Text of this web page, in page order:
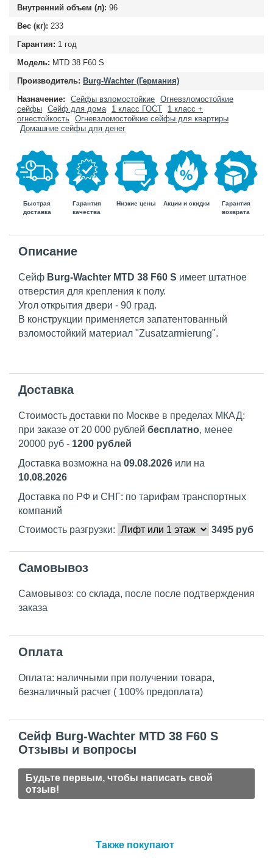
Внутренний объем (л): 96
Вес (кг): 233
Гарантия: 1 год
Модель: MTD 38 F60 S
Производитель: Burg-Wachter (Германия)
Назначение:
Сейфы взломостойкие Огневзломостойкие
сейфы Сейф для дома 1 класс ГОСТ
1 класс +
огнестойкость Огневзломостойкие сейфы для квартиры
Домашние сейфы для денег
Быстрая
доставка
Гарантия
качества
Низкие цены Акции и скидки
Гарантия
возврата
Описание
Сейф Burg-Wachter MTD 38 F60 S имеет штатное
отверстия для крепления к полу.
Угол открытия двери - 90 град.
В конструкции применяется запатентованный
взломостойкий материал "Zusatzarmierung".
Доставка
Стоимость доставки по Москве в пределах МКАД:
при заказе от 20 000 рублей бесплатно, менее
20000 руб - 1200 рублей
Доставка возможна на 09.08.2026 или на
10.08.2026
Доставка по РФ и СНГ: по тарифам транспортных
компаний
Стоимость разгрузки:
3495 руб
Самовывоз
Самовывоз: со склада, после после подтверждения
заказа
Оплата
Оплата: наличными при получении товара,
безналичный расчет ( 100% предоплата)
Сейф Burg-Wachter MTD 38 F60 S
Отзывы и вопросы
Будьте первым, чтобы написать свой
отзыв!
Также покупают